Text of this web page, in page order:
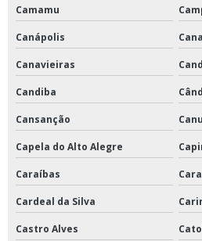
Manutenção do sistema de climatização
Manutenção em centrais de ar
Manutenção periódica ar condicionado
Manutenção preventiva ar condicionado
Manutenção preventiva de ar
Camamu
Canápolis
Canavieiras
Candiba
Cansanção
Capela do Alto Alegre
Caraíbas
Cardeal da Silva
Castro Alves